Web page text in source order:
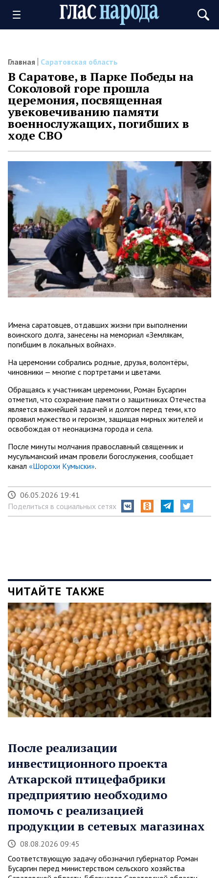
Главная Саратовская область
В Саратове, в Парке Победы на
Соколовой горе прошла
церемония, посвященная
увековечиванию памяти
военнослужащих, погибших в
ходе СВО
Имена саратовцев, отдавших жизни при выполнении
воинского долга, занесены на мемориал «Землякам,
погибшим в локальных войнах».
На церемонии собрались родные, друзья, волонтёры,
чиновники — многие с портретами и цветами.
Обращаясь к участникам церемонии, Роман Бусаргин
отметил, что сохранение памяти о защитниках Отечества
является важнейшей задачей и долгом перед теми, кто
проявил мужество и героизм, защищая мирных жителей и
освобождая от неонацизма города и села.
После минуты молчания православный священник и
мусульманский имам провели богослужения, сообщает
канал «Шорохи Кумыски».
06.05.2026 19:41
Поделиться в социальных сетях
ЧИТАЙТЕ ТАКЖЕ
После реализации
инвестиционного проекта
Аткарской птицефабрики
предприятию необходимо
помочь с реализацией
продукции в сетевых магазинах
08.08.2026 09:45
Соответствующую задачу обозначил губернатор Роман
Бусаргин перед министерством сельского хозяйства